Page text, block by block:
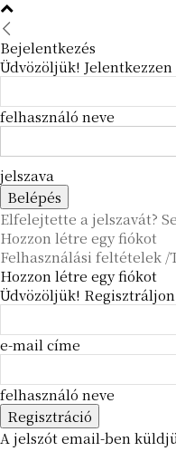
Bejelentkezés
Üdvözöljük!
felhasználó neve
jelszava
Elfelejtette a jelszavát?
Hozzon létre egy fiókot
Felhasználási feltételek /
Hozzon létre egy fiókot
Üdvözöljük!
e-mail címe
felhasználó neve
A jelszót email-ben